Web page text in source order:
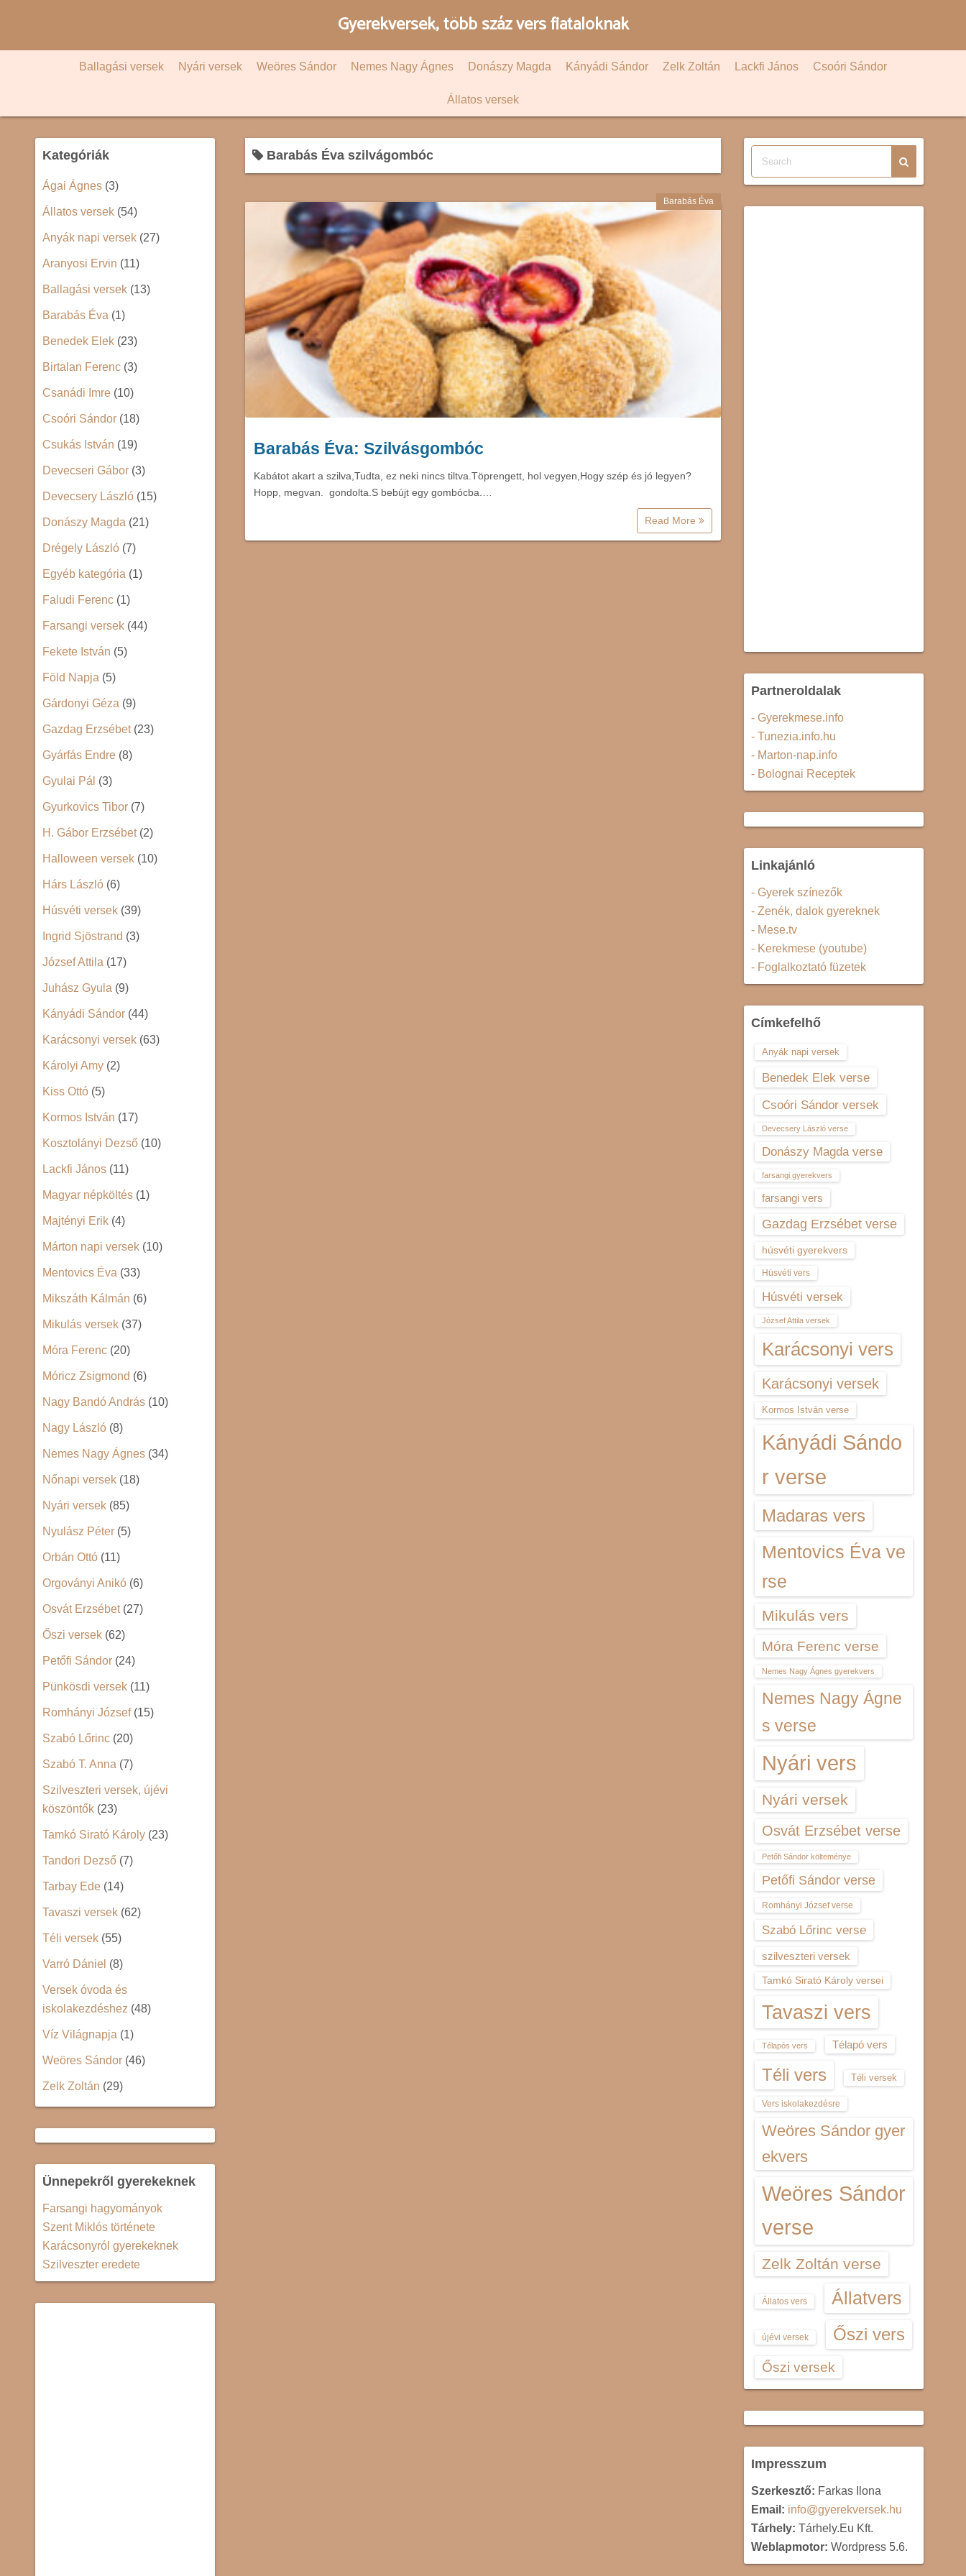
c
Gyerekversek, több száz vers fiataloknak
Ballagási versek Nyári versek Weöres Sándor Nemes Nagy Ágnes Donászy Magda Kányádi Sándor Zelk Zoltán Lackfi János Csoóri Sándor
Állatos versek
Barabás Éva szilvágombóc
Barabás Éva
Barabás Éva: Szilvásgombóc
Kabátot akart a szilva,Tudta, ez neki nincs tiltva.Töprengett, hol vegyen,Hogy szép és jó legyen?
Hopp, megvan.  gondolta.S bebújt egy gombócba.…
Read More
Kategóriák
Ágai Ágnes (3)
Állatos versek (54)
Anyák napi versek (27)
Aranyosi Ervin (11)
Ballagási versek (13)
Barabás Éva (1)
Benedek Elek (23)
Birtalan Ferenc (3)
Csanádi Imre (10)
Csoóri Sándor (18)
Csukás István (19)
Devecseri Gábor (3)
Devecsery László (15)
Donászy Magda (21)
Drégely László (7)
Egyéb kategória (1)
Faludi Ferenc (1)
Farsangi versek (44)
Fekete István (5)
Föld Napja (5)
Gárdonyi Géza (9)
Gazdag Erzsébet(23)
Gyárfás Endre (8)
Gyulai Pál (3)
Gyurkovics Tibor (7)
H. Gábor Erzsébet(2)
Halloween versek (10)
Hárs László (6)
Húsvéti versek (39)
Ingrid Sjöstrand (3)
József Attila (17)
Juhász Gyula (9)
Kányádi Sándor (44)
Karácsonyi versek (63)
Károlyi Amy (2)
Kiss Ottó (5)
Kormos István (17)
Kosztolányi Dezső (10)
Lackfi János (11)
Magyar népköltés (1)
Majtényi Erik (4)
Márton napi versek (10)
Mentovics Éva (33)
Mikszáth Kálmán (6)
Mikulás versek (37)
Móra Ferenc (20)
Móricz Zsigmond (6)
Nagy Bandó András (10)
Nagy László (8)
Nemes Nagy Ágnes (34)
Nőnapi versek (18)
Nyári versek (85)
Nyulász Péter (5)
Orbán Ottó (11)
Orgoványi Anikó (6)
Osvát Erzsébet(27)
Őszi versek (62)
Petőfi Sándor (24)
Pünkösdi versek (11)
Romhányi József(15)
Szabó Lőrinc (20)
Szabó T. Anna (7)
Szilveszteri versek, újévi
köszöntők (23)
Tamkó Sirató Károly (23)
Tandori Dezső (7)
Tarbay Ede (14)
Tavaszi versek (62)
Téli versek (55)
Varró Dániel (8)
Versek óvoda és
iskolakezdéshez (48)
Víz Világnapja (1)
Weöres Sándor (46)
Zelk Zoltán (29)
Ünnepekről gyerekeknek
Farsangi hagyományok
Szent Miklós története
Karácsonyról gyerekeknek
Szilveszter eredete
Partneroldalak
- Gyerekmese.info
- Tunezia.info.hu
- Marton-nap.info
- Bolognai Receptek
Linkajánló
- Gyerek színezők
- Zenék, dalok gyereknek
- Mese.tv
- Kerekmese (youtube)
- Foglalkoztató füzetek
Címkefelhő
Anyák napi versek
Benedek Elek verse
Csoóri Sándor versek
Devecsery László verse
Donászy Magda verse
farsangi gyerekvers
farsangi vers
Gazdag Erzsébet verse
húsvéti gyerekvers
Húsvéti vers
Húsvéti versek
József Attila versek
Karácsonyi vers
Karácsonyi versek
Kormos István verse
Kányádi Sándo
r verse
Madaras vers
Mentovics Éva ve
rse
Mikulás vers
Móra Ferenc verse
Nemes Nagy Ágnes gyerekvers
Nemes Nagy Ágne
s verse
Nyári vers
Nyári versek
Osvát Erzsébet verse
Petőfi Sándor költeménye
Petőfi Sándor verse
Romhányi József verse
Szabó Lőrinc verse
szilveszteri versek
Tamkó Sirató Károly versei
Tavaszi vers
Télapós vers Télapó vers
Téli vers Téli versek
Vers iskolakezdésre
Weöres Sándor gyer
ekvers
Weöres Sándor
verse
Zelk Zoltán verse
Állatos vers Állatvers
újévi versek Őszi vers
Őszi versek
Impresszum
Szerkesztő: Farkas Ilona
Email: info@gyerekversek.hu
Tárhely: Tárhely.Eu Kft.
Weblapmotor: Wordpress 5.6.